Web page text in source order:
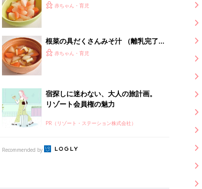
離乳食はいつから？進め方は？「たまひよ きほんの離
授乳の悩みや初めての離乳食作りに役立つ
子育てとお金
妊娠・出産・育児にかかる費用やもらえる補助
金・助成金を解説